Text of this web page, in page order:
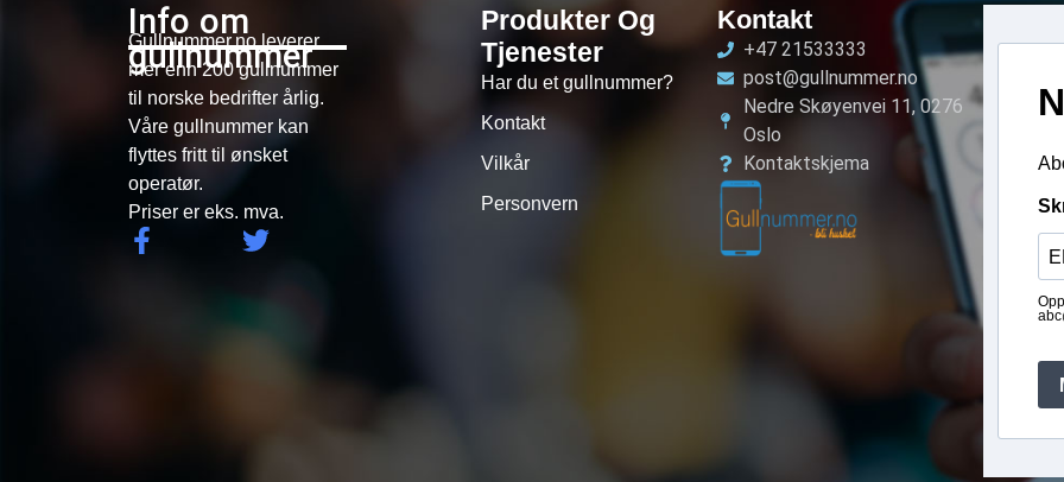
Info om
gullnummer
Gullnummer.no leverer
mer enn 200 gullnummer
til norske bedrifter årlig.
Våre gullnummer kan
flyttes fritt til ønsket
operatør.
Priser er eks. mva.
Produkter Og
Tjenester
Har du et gullnummer?
Kontakt
Vilkår
Personvern
Kontakt
+47 21533333
post@gullnummer.no
Nedre Skøyenvei 11, 0276
Oslo
Kontaktskjema